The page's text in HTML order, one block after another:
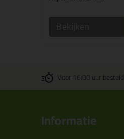
Voor 16:00 uur besteld
Informatie